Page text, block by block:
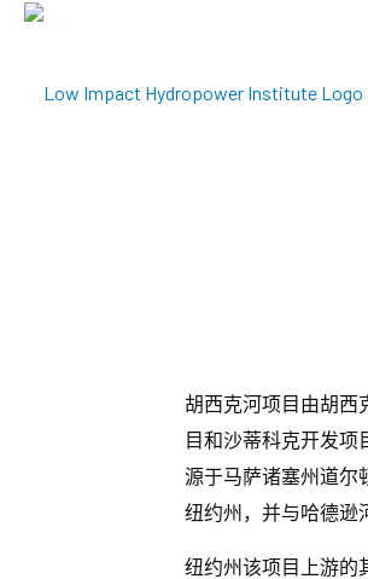
胡西克河项目由胡西
目和沙蒂科克开发项
源于马萨诸塞州道尔
纽约州，并与哈德逊
纽约州该项目上游的